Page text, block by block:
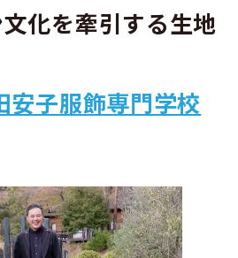
化を牽引する生地
安子服飾専門学校